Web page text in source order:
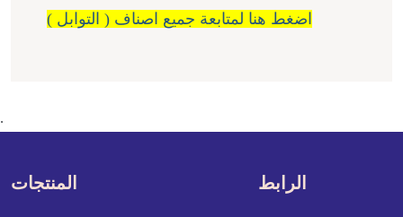
اضغط هنا لمتابعة جميع اصناف ( التوابل )
.
المنتجات الرابط